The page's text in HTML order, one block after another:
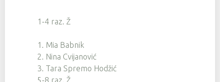
1-4 raz. Ž
1. Mia Babnik
2. Nina Cvijanović
3. Tara Spremo Hodžić
5-8 raz. Ž